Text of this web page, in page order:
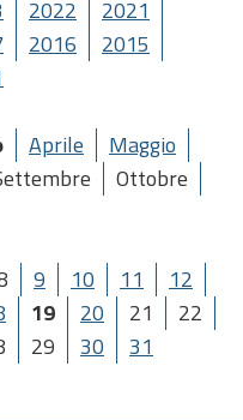
2022
2021
2016
2015
Aprile
Maggio
Ottobre
9 10 11
12
19 20 21
22
29 30 31